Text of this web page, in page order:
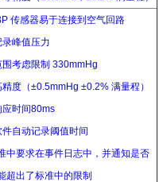
传感器易于连接到空气回路
录峰值压力
围考虑限制 330mmHg
精度（±0.5mmHg ±0.2% 满量程）
应时间80ms
件自动记录阈值时间
中要求在事件日志中，并通知是否
超出了标准中的限制